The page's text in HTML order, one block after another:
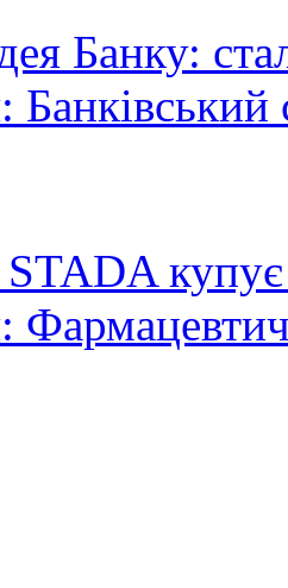
Банку:
Банківський